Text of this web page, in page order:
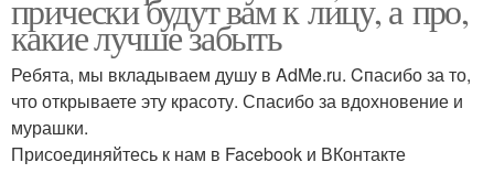
прически будут вам к лицу, а про,
какие лучше забыть
Ребята, мы вкладываем душу в AdMe.ru. Cпасибо за то,
что открываете эту красоту. Спасибо за вдохновение и
мурашки.
Присоединяйтесь к нам в Facebook и ВКонтакте